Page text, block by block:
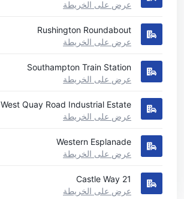
عرض على الخريطة
Rushington Roundabout
عرض على الخريطة
Southampton Train Station
عرض على الخريطة
West Quay Road Industrial Estate
عرض على الخريطة
Western Esplanade
عرض على الخريطة
21 Castle Way
عرض على الخريطة